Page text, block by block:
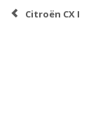
Citroën CX I